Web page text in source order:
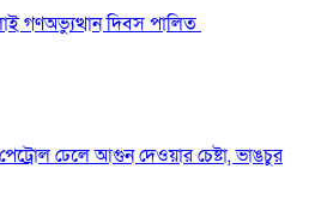
গণঅভ্যুত্থান দিবস পালিত
ঢেলে আগুন দেওয়ার চেষ্টা, ভাঙচুর